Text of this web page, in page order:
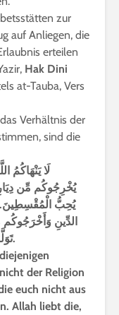
zur
auf Anliegen, die
erteilen
Hak Dini
at-Tauba, Vers
Verhältnis der
sind die
لَا يَنْهَاكُمُ
يُخْرِجُوكُم مِّن
يُحِبُّ الْمُقْسِطِينَ.
الدِّينِ
تَوَلَّوْهُمْ وَمَن يَتَوَلَّهُمْ فَأُوْلَئِكَ هُمُ الظَّالِمُونَ.
der Religion
euch nicht aus
Allah liebt die,